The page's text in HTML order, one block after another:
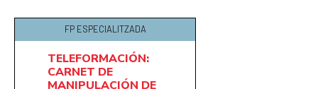
FP ESPECIALITZADA
TELEFORMACIÓN:
CARNET DE
MANIPULACIÓN DE